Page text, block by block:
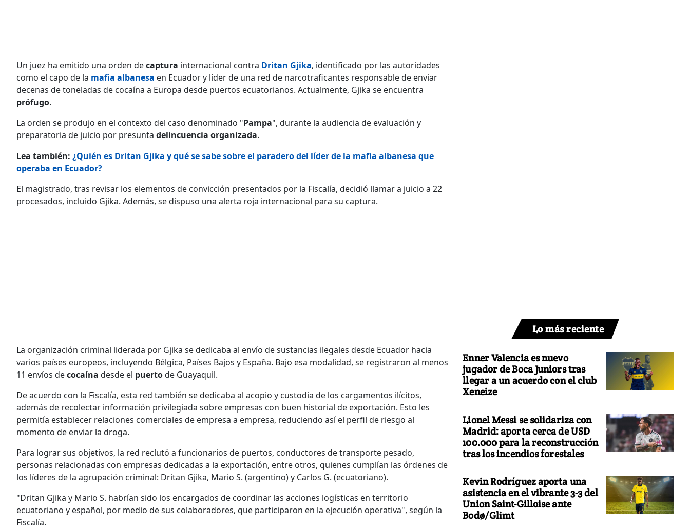
Un juez ha emitido una orden decaptura internacional contra Dritan Gjika, identificado por las autoridades
como el capo de la mafia albanesa en Ecuador y líder de una red de narcotraficantes responsable de enviar
decenas de toneladas de cocaína a Europa desde puertos ecuatorianos. Actualmente, Gjika se encuentra
prófugo.
La orden se produjo en el contexto del caso denominado "Pampa", durante la audiencia de evaluación y
preparatoria de juicio por presunta delincuencia organizada.
Lea también: ¿Quién es Dritan Gjika y qué se sabe sobre el paradero del líder de la mafia albanesa que
operaba en Ecuador?
El magistrado, tras revisar los elementos de convicción presentados por la Fiscalía, decidió llamar a juicio a 22
procesados, incluido Gjika. Además, se dispuso una alerta roja internacional para su captura.
La organización criminal liderada por Gjika se dedicaba al envío de sustancias ilegales desde Ecuador hacia
varios países europeos, incluyendo Bélgica, Países Bajos y España. Bajo esa modalidad, se registraron al menos
11 envíos decocaína desde el puertode Guayaquil.
De acuerdo con la Fiscalía, esta red también se dedicaba al acopio y custodia de los cargamentos ilícitos,
además de recolectar información privilegiada sobre empresas con buen historial de exportación. Esto les
permitía establecer relaciones comerciales de empresa a empresa, reduciendo así el perfil de riesgo al
momento de enviar la droga.
Para lograr sus objetivos, la red reclutó a funcionarios de puertos, conductores de transporte pesado,
personas relacionadas con empresas dedicadas a la exportación, entre otros, quienes cumplían las órdenes de
los líderes de la agrupación criminal: Dritan Gjika, Mario S. (argentino) y Carlos G. (ecuatoriano).
"Dritan Gjika y Mario S. habrían sido los encargados de coordinar las acciones logísticas en territorio
ecuatoriano y español, por medio de sus colaboradores, que participaron en la ejecución operativa", según la
Fiscalía.
Lo más reciente
Enner Valencia es nuevo
jugador de Boca Juniors tras
llegar a un acuerdo con el club
Xeneize
Lionel Messi se solidariza con
Madrid: aporta cerca de USD
100.000 para la reconstrucción
tras los incendios forestales
Kevin Rodríguez aporta una
asistencia en el vibrante 3-3 del
Union Saint-Gilloise ante
Bodø/Glimt